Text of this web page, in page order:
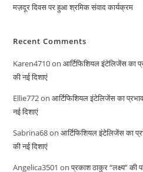
मज़दूर दिवस पर हुआ श्रमिक संवाद कार्यक्रम
Recent Comments
Karen4710onआर्टिफिशियल इंटेलिजेंस का
की नई दिशाएं
Ellie772onआर्टिफिशियल इंटेलिजेंस का
नई दिशाएं
Sabrina68onआर्टिफिशियल इंटेलिजेंस का
की नई दिशाएं
Angelica3501 onप्रकाश ठाकुर “लक्ष्य” की